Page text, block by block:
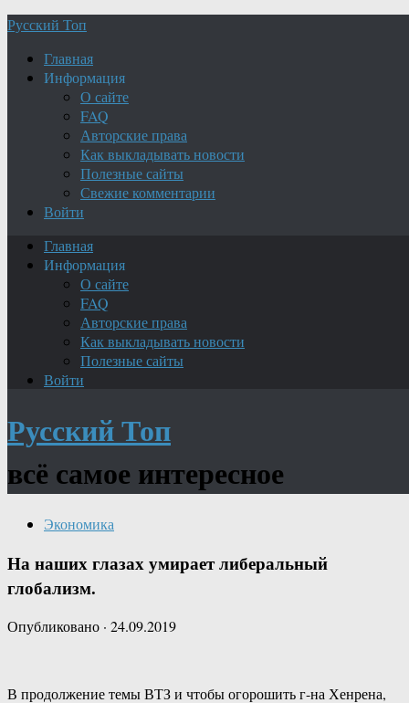
Русский Топ
Главная
Информация
О сайте
FAQ
Авторские права
Как выкладывать новости
Полезные сайты
Свежие комментарии
Войти
Главная
Информация
О сайте
FAQ
Авторские права
Как выкладывать новости
Полезные сайты
Войти
Русский Топ
всё самое интересное
Экономика
На наших глазах умирает либеральный
глобализм.
Опубликовано · 24.09.2019
В продолжение темы ВТЗ и чтобы огорошить г-на Хенрена,